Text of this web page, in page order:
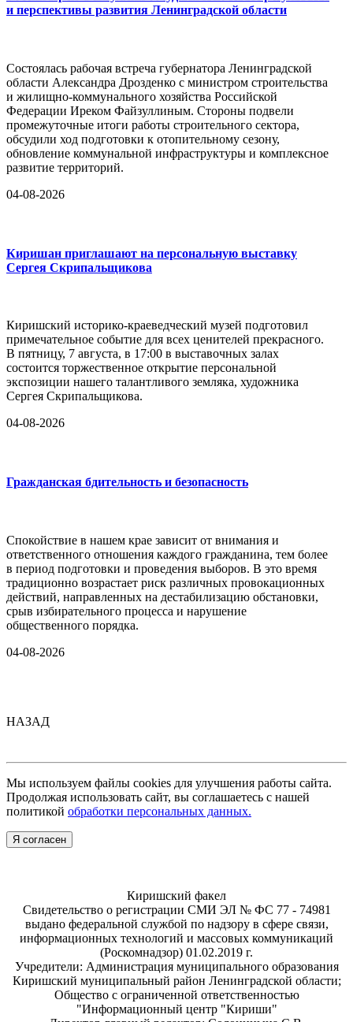
и перспективы развития Ленинградской области
Состоялась рабочая встреча губернатора Ленинградской
области Александра Дрозденко с министром строительства
и жилищно-коммунального хозяйства Российской
Федерации Иреком Файзуллиным. Стороны подвели
промежуточные итоги работы строительного сектора,
обсудили ход подготовки к отопительному сезону,
обновление коммунальной инфраструктуры и комплексное
развитие территорий.
04-08-2026
Киришан приглашают на персональную выставку
Сергея Скрипальщикова
Киришский историко-краеведческий музей подготовил
примечательное событие для всех ценителей прекрасного.
В пятницу, 7 августа, в 17:00 в выставочных залах
состоится торжественное открытие персональной
экспозиции нашего талантливого земляка, художника
Сергея Скрипальщикова.
04-08-2026
Гражданская бдительность и безопасность
Спокойствие в нашем крае зависит от внимания и
ответственного отношения каждого гражданина, тем более
в период подготовки и проведения выборов. В это время
традиционно возрастает риск различных провокационных
действий, направленных на дестабилизацию обстановки,
срыв избирательного процесса и нарушение
общественного порядка.
04-08-2026
НАЗАД
Мы используем файлы cookies для улучшения работы сайта.
Продолжая использовать сайт, вы соглашаетесь с нашей
политикой обработки персональных данных.
Я согласен
Киришский факел
Свидетельство о регистрации СМИ ЭЛ № ФС 77 - 74981
выдано федеральной службой по надзору в сфере связи,
информационных технологий и массовых коммуникаций
(Роскомнадзор) 01.02.2019 г.
Учредители: Администрация муниципального образования
Киришский муниципальный район Ленинградской области;
Общество с ограниченной ответственностью
"Информационный центр "Кириши"